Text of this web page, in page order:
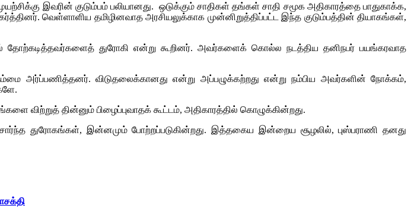
இவரின் குடும்பம் பலியானது. ஒடுக்கும் சாதிகள் தங்கள் சாதி சமூக அதிகாரத்தை பாதுகாக்க,
வெள்ளாளிய தமிழினவாத அரசியலுக்காக முன்னிறுத்திப்பட்ட இந்த குடும்பத்தின் தியாகங்கள்,
தோற்கடித்தவர்களைத் துரோகி என்று கூறினர். அவர்களைக் கொல்ல நடத்திய தனிநபர் பயங்கரவாத
அர்ப்பணித்தனர். விடுதலைக்கானது என்று அப்பழுக்கற்றது என்று நம்பிய அவர்களின் நோக்கம்,
விற்றுத் தின்னும் பிழைப்புவாதக் கூட்டம், அதிகாரத்தில் கொழுக்கின்றது.
துரோகங்கள், இன்னமும் போற்றப்படுகின்றது. இத்தகைய இன்றைய சூழலில், புஸ்பராணி தனது